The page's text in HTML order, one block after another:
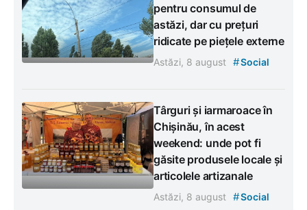
pentru consumul de
astăzi, dar cu prețuri
ridicate pe piețele externe
Astăzi, 8 august #Social
Târguri și iarmaroace în
Chișinău, în acest
weekend: unde pot fi
găsite produsele locale și
articolele artizanale
Astăzi, 8 august #Social